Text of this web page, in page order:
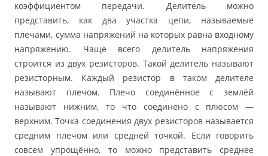
коэффициентом передачи. Делитель можно
представить, как два участка цепи, называемые
плечами, сумма напряжений на которых равна входному
напряжению. Чаще всего делитель напряжения
строится из двух резисторов. Такой делитель называют
резисторным. Каждый резистор в таком делителе
называют плечом. Плечо соединённое с землёй
называют нижним, то что соединено с плюсом —
верхним. Точка соединения двух резисторов называется
средним плечом или средней точкой. Если говорить
совсем упрощённо, то можно представить среднее